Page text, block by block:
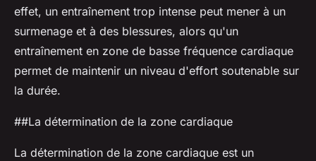
effet, un entraînement trop intense peut mener à un
surmenage et à des blessures, alors qu'un
entraînement en zone de basse fréquence cardiaque
permet de maintenir un niveau d'effort soutenable sur
la durée.
##La détermination de la zone cardiaque
La détermination de la zone cardiaque est un